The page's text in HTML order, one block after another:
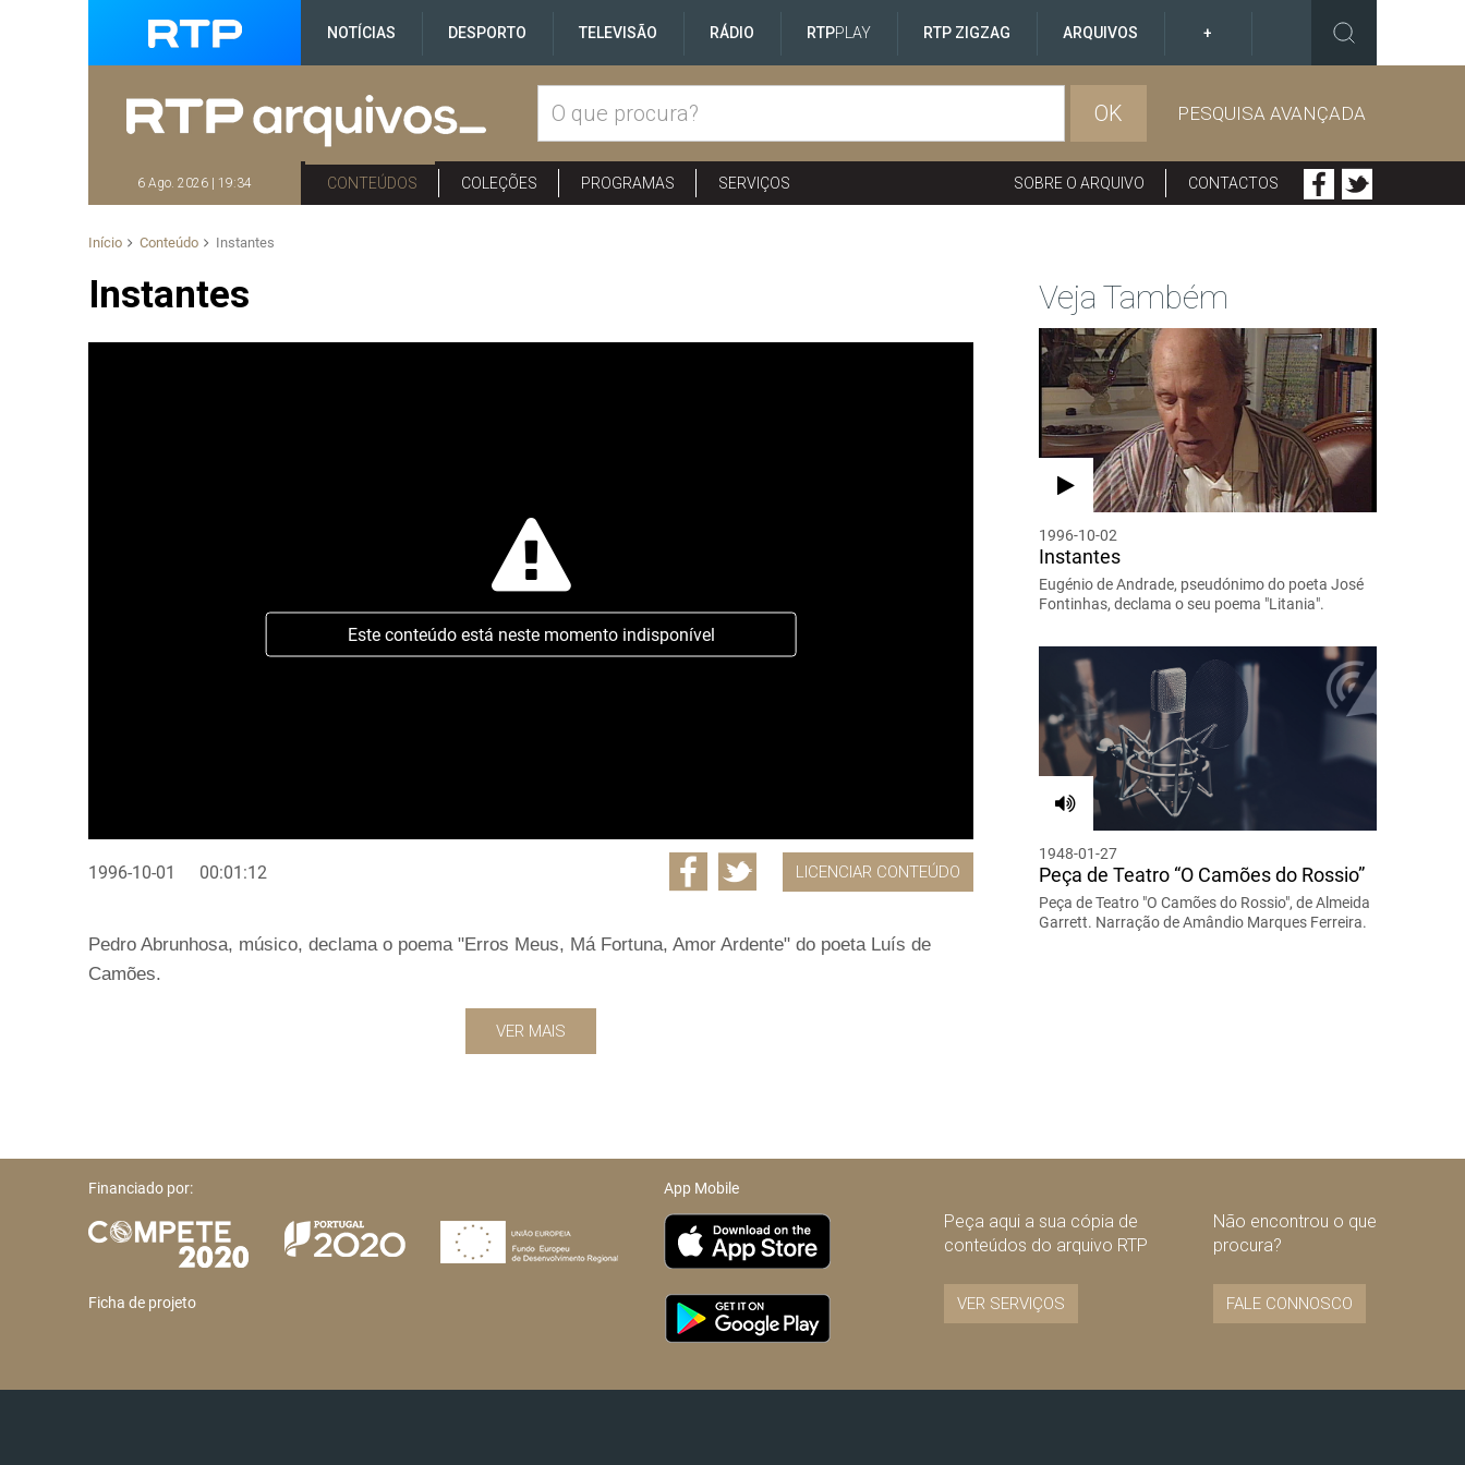
NOTÍCIAS DESPORTO TELEVISÃO RÁDIO RTPPLAY RTP ZIGZAG ARQUIVOS +
OK PESQUISA AVANÇADA
6 Ago. 2026 | 19:34 CONTEÚDOS COLEÇÕES PROGRAMAS SERVIÇOS SOBRE O ARQUIVO CONTACTOS
Início Conteúdo Instantes
Instantes
Este conteúdo está neste momento indisponível
1996-10-01 00:01:12 LICENCIAR CONTEÚDO
Pedro Abrunhosa, músico, declama o poema "Erros Meus, Má Fortuna, Amor Ardente" do poeta Luís de
Camões.
VER MAIS
Veja Também
1996-10-02
Instantes
Eugénio de Andrade, pseudónimo do poeta José
Fontinhas, declama o seu poema "Litania".
1948-01-27
Peça de Teatro “O Camões do Rossio”
Peça de Teatro "O Camões do Rossio", de Almeida
Garrett. Narração de Amândio Marques Ferreira.
Financiado por:
Ficha de projeto
App Mobile
Peça aqui a sua cópia de
conteúdos do arquivo RTP
VER SERVIÇOS
Não encontrou o que
procura?
FALE CONNOSCO